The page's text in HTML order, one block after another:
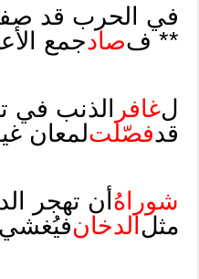
في الحرب قد
** فصادجمع
لغافر الذنب في
قدفصّلتلمعان
شوراهُ أن تهجر
مثل الدخان